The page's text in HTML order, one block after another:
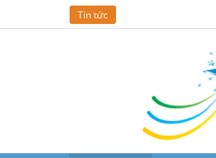
Tin tức